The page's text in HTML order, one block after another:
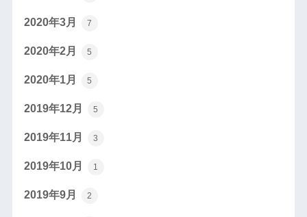
2020年3月 7
2020年2月 5
2020年1月 5
2019年12月 5
2019年11月 3
2019年10月 1
2019年9月 2